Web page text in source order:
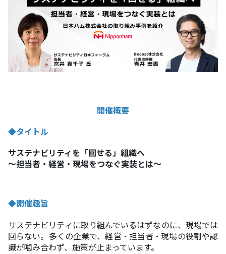
開催概要
◆タイトル
サステナビリティを「回せる」組織へ​
～担当者・経営・現場をつなぐ実装とは～
◆開催趣旨
サステナビリティに取り組んでいるはずなのに、現場では
回らない。多くの企業で、経営・担当者・現場の役割や認
識が噛み合わず、施策が止まっています。​